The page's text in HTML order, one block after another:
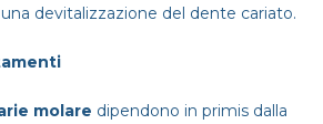
devitalizzazione del dente cariato.
molare dipendono in primis dalla